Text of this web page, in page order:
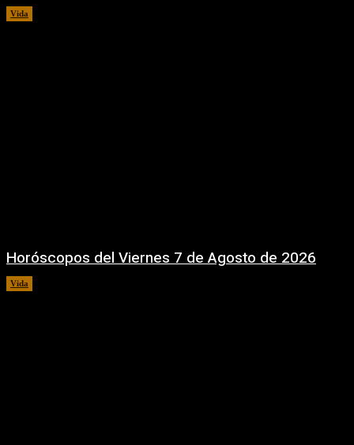
Vida
Horóscopos del Viernes 7 de Agosto de 2026
Vida